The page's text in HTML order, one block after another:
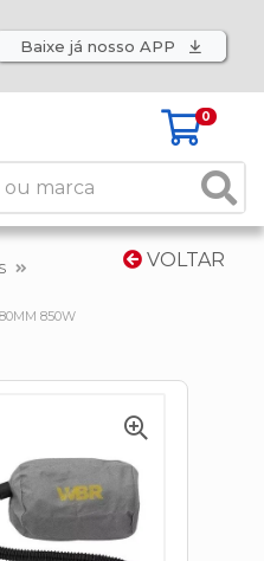
Baixe já nosso APP
0
VOLTAR
850W